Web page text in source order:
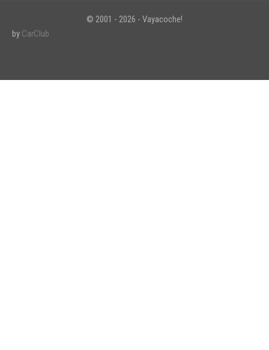
© 2001 - 2026 - Vayacoche!
by CarClub